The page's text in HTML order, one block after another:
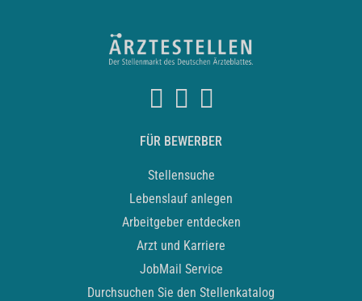
FÜR BEWERBER
Stellensuche
Lebenslauf anlegen
Arbeitgeber entdecken
Arzt und Karriere
JobMail Service
Durchsuchen Sie den Stellenkatalog